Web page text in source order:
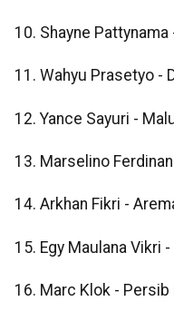
10. Shayne
11. Wahyu Prasetyo -
12. Yance Sayuri -
13. Marselino
14. Arkhan Fikri -
15. Egy Maulana Vikri
16. Marc Klok - Persib